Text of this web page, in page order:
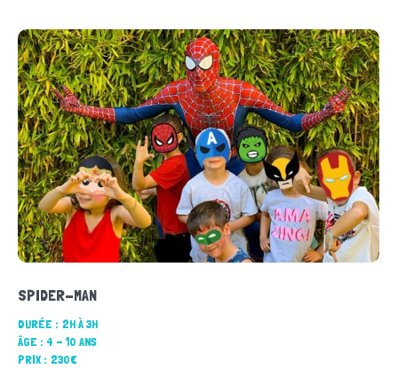
SPIDER-MAN
DURÉE : 2H À 3H
ÂGE : 4 - 10 ANS
PRIX : 230€